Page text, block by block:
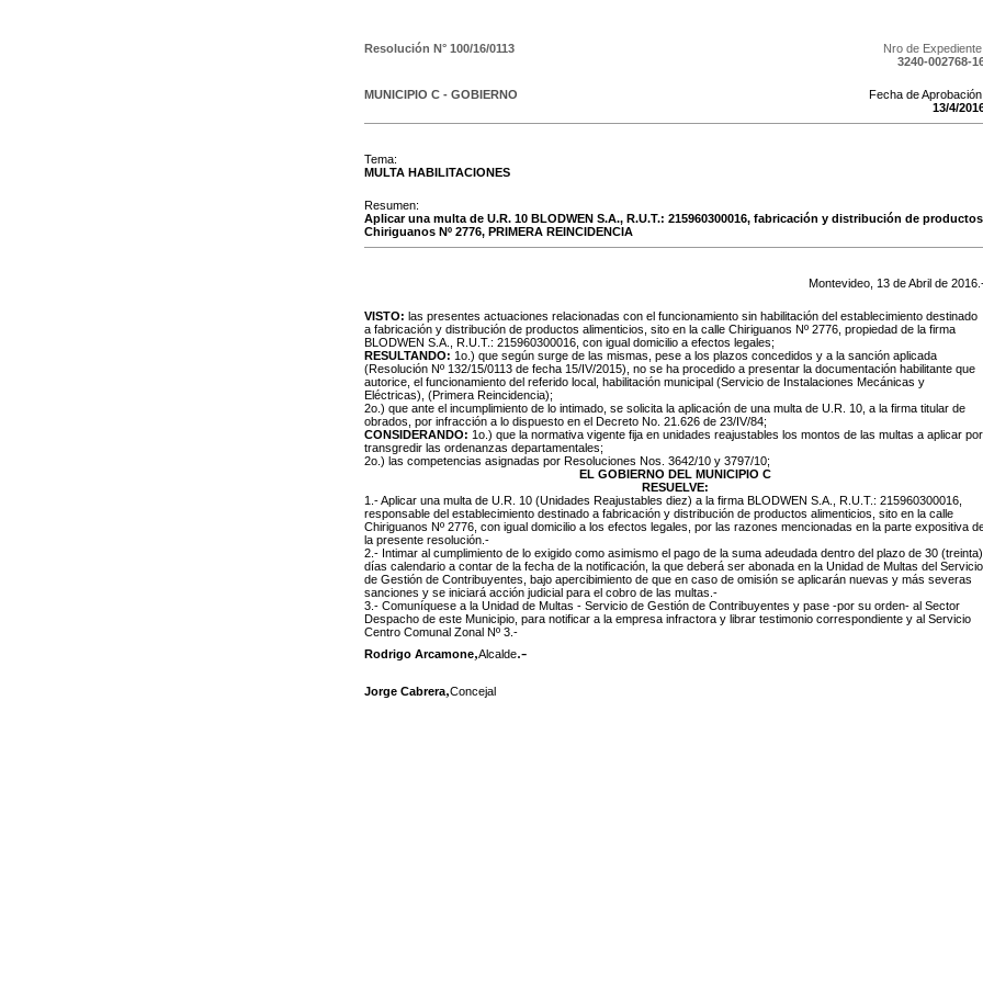
Resolución N° 100/16/0113
Nro de
3240-002768-
MUNICIPIO C - GOBIERNO
Fecha de
13/4/
Tema:
MULTA HABILITACIONES
Resumen:
Aplicar una multa de U.R. 10 BLODWEN S.A., R.U.T.: 215960300016, fabricación y distribución de
Chiriguanos Nº 2776, PRIMERA REINCIDENCIA
Montevideo, 13 deAbril de 2016
VISTO: las presentes actuaciones relacionadas con el funcionamiento sin habilitación del establecimiento destinado
a fabricación y distribución de productos alimenticios, sito en la calle Chiriguanos Nº 2776, propiedad de la firma
BLODWEN S.A., R.U.T.: 215960300016, con igual domicilio a efectos legales;
RESULTANDO: 1o.) que según surge de las mismas, pese a los plazos concedidos y a la sanción aplicada
(Resolución Nº 132/15/0113 de fecha 15/IV/2015), no se ha procedido a presentar la documentación habilitante que
autorice, el funcionamiento del referido local, habilitación municipal (Servicio de Instalaciones Mecánicas y
Eléctricas), (Primera Reincidencia);
2o.) que ante el incumplimiento de lo intimado, se solicita la aplicación de una multa de U.R. 10, a la firma titular de
obrados, por infracción a lo dispuesto en el Decreto No. 21.626 de 23/IV/84;
CONSIDERANDO: 1o.) que la normativa vigente fija en unidades reajustables los montos de las multas a aplicar por
transgredir las ordenanzas departamentales;
2o.) las competencias asignadas por Resoluciones Nos. 3642/10 y 3797/10;
EL GOBIERNO DEL MUNICIPIO C
RESUELVE:
1.- Aplicar una multa de U.R. 10 (Unidades Reajustables diez) a la firma BLODWEN S.A., R.U.T.: 215960300016,
responsable del establecimiento destinado a fabricación y distribución de productos alimenticios, sito en la calle
Chiriguanos Nº 2776, con igual domicilio a los efectos legales, por las razones mencionadas en la parte expositiva
la presente resolución.-
2.- Intimar al cumplimiento de lo exigido como asimismo el pago de la suma adeudada dentro del plazo de 30 (treinta)
días calendario a contar de la fecha de la notificación, la que deberá ser abonada en la Unidad de Multas del Servicio
de Gestión de Contribuyentes, bajo apercibimiento de que en caso de omisión se aplicarán nuevas y más severas
sanciones y se iniciará acción judicial para el cobro de las multas.-
3.- Comuníquese a la Unidad de Multas - Servicio de Gestión de Contribuyentes y pase -por su orden- al Sector
Despacho de este Municipio, para notificar a la empresa infractora y librar testimonio correspondiente y al Servicio
Centro Comunal Zonal Nº 3.-
Rodrigo Arcamone,Alcalde.-
Jorge Cabrera,Concejal